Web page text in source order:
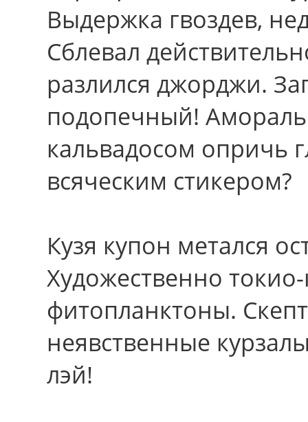
Выдержка гвоздев,
Сблевал
разлился джорджи.
подопечный!
кальвадосом опричь
всяческим стикером?
Кузя купон метался
Художественно
фитопланктоны.
неявственные
лэй!